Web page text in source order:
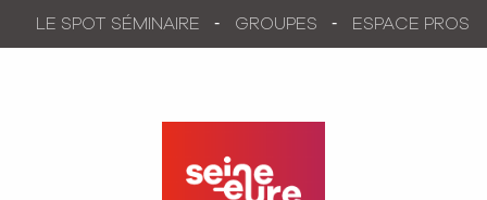
LE SPOT SÉMINAIRE GROUPES ESPACE PROS